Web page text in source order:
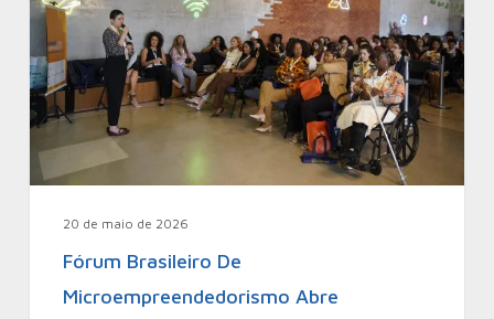
20 de maio de 2026
Fórum Brasileiro De
Microempreendedorismo Abre